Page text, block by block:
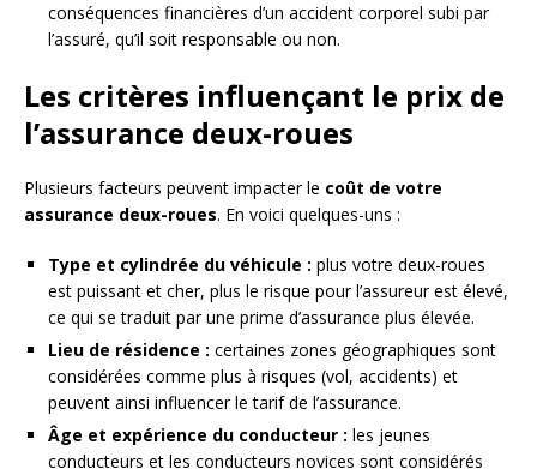
conséquences financières d’un accident corporel subi par
l’assuré, qu’il soit responsable ou non.
Les critères influençant le prix de
l’assurance deux-roues
Plusieurs facteurs peuvent impacter le coût de votre
assurance deux-roues. En voici quelques-uns :
Type et cylindrée du véhicule : plus votre deux-roues
est puissant et cher, plus le risque pour l’assureur est élevé,
ce qui se traduit par une prime d’assurance plus élevée.
Lieu de résidence : certaines zones géographiques sont
considérées comme plus à risques (vol, accidents) et
peuvent ainsi influencer le tarif de l’assurance.
Âge et expérience du conducteur : les jeunes
conducteurs et les conducteurs novices sont considérés